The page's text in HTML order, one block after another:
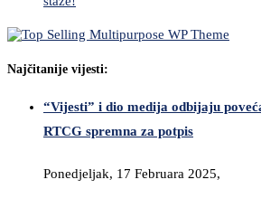
Najčitanije vijesti:
“Vijesti” i dio medija odbijaju
RTCG spremna za potpis
Ponedjeljak, 17 Februara 2025,